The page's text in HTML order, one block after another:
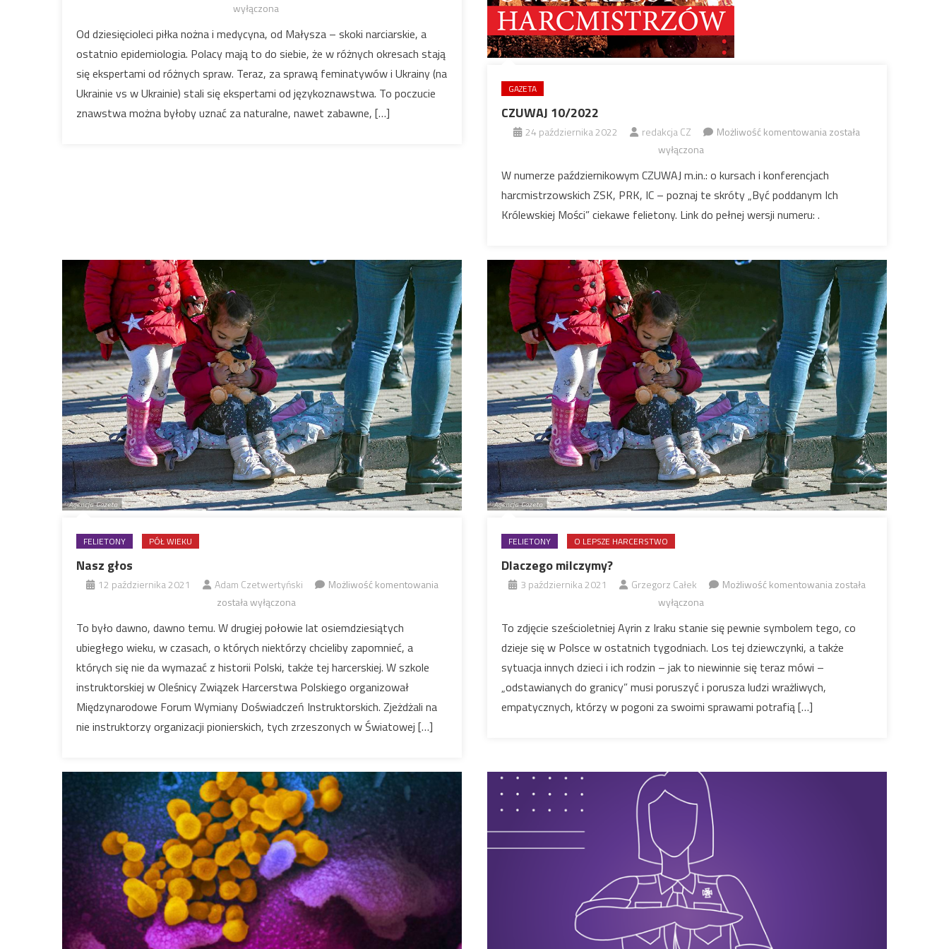
wyłączona
Od dziesięcioleci piłka nożna i medycyna, od Małysza – skoki narciarskie, a
ostatnio epidemiologia. Polacy mają to do siebie, że w różnych okresach stają
się ekspertami od różnych spraw. Teraz, za sprawą feminatywów i Ukrainy (na
Ukrainie vs w Ukrainie) stali się ekspertami od językoznawstwa. To poczucie
znawstwa można byłoby uznać za naturalne, nawet zabawne, […]
GAZETA
CZUWAJ 10/2022
24 października 2022 redakcja CZ Możliwość komentowaniaCZUWAJ
została
wyłączona
W numerze październikowym CZUWAJ m.in.: o kursach i konferencjach
harcmistrzowskich ZSK, PRK, IC – poznaj te skróty „Być poddanym Ich
Królewskiej Mości” ciekawe felietony. Link do pełnej wersji numeru: .
FELIETONY PÓŁ WIEKU
Nasz głos
12 października 2021 Adam Czetwertyński Możliwość komentowaniaNasz
została wyłączona
To było dawno, dawno temu. W drugiej połowie lat osiemdziesiątych
ubiegłego wieku, w czasach, o których niektórzy chcieliby zapomnieć, a
których się nie da wymazać z historii Polski, także tej harcerskiej. W szkole
instruktorskiej w Oleśnicy Związek Harcerstwa Polskiego organizował
Międzynarodowe Forum Wymiany Doświadczeń Instruktorskich. Zjeżdżali na
nie instruktorzy organizacji pionierskich, tych zrzeszonych w Światowej […]
FELIETONY O LEPSZE HARCERSTWO
Dlaczego milczymy?
3 października 2021 Grzegorz Całek Możliwość komentowaniaDlaczego
została
wyłączona
To zdjęcie sześcioletniej Ayrin z Iraku stanie się pewnie symbolem tego, co
dzieje się w Polsce w ostatnich tygodniach. Los tej dziewczynki, a także
sytuacja innych dzieci i ich rodzin – jak to niewinnie się teraz mówi –
„odstawianych do granicy” musi poruszyć i porusza ludzi wrażliwych,
empatycznych, którzy w pogoni za swoimi sprawami potrafią […]